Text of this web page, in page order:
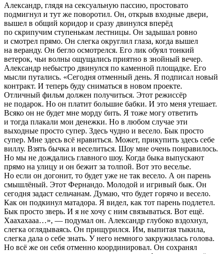
Александр, глядя на сексуальную пассию, простовато
подмигнул и тут же поворотил. Он, открыв входные двери,
вышел в общий коридор и сразу двинулся вперёд
по скрипучим ступенькам лестницы. Он задышал ровно
и смотрел прямо. Он слегка округлил глаза, когда вышел
на веранду. Он бегло осмотрелся. Его лик обуял тонкий
ветерок, чьи волны ощущались приятно в знойный вечер.
Александр небыстро двинулся по каменной площадке. Его
мысли путались. «Сегодня отменный день. Я подписал новый
контракт. И теперь буду сниматься в новом проекте.
Отличный фильм должен получиться. Этот режиссёр
не подарок. Но он платит большие бабки. И это меня утешает.
Всяко он не будет мне морду бить. Я тоже могу ответить
и тогда плакали мои денежки. Но в любом случае эти
выходные просто супер. Здесь чудно и весело. Бык просто
супер. Мне здесь всё нравиться. Может, прикупить здесь себе
виллу. Взять бычка и веселиться. Шоу мне очень понравилось.
Но мы не дождались главного шоу. Когда быка выпускают
прямо на улицу и он бежит за толпой. Вот это веселье.
Но если он догонит, то будет уже не так весело. А он парень
смышлёный. Этот Фернандо. Молодой и игривый бык. Он
сегодня задаст сельчанам. Думаю, что будет горячо и весело.
Как он подкинул матадора. Я видел, как тот парень подлетел.
Бык просто зверь. И я не хочу с ним связываться. Вот ещё.
Хаахахааа…», — подумал он. Александр глубоко вздохнул,
слегка оглядываясь. Он прищурился. Им, выпитая тыкила,
слегка дала о себе знать. У него немного закружилась голова.
Но всё же он себя отменно координировал. Он сохранял